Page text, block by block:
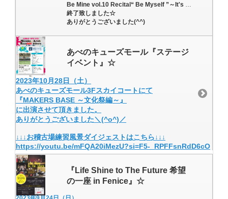
Be Mine vol.10 Recital“ Be Myself ”～It's Show Time～
終了致しました☆
ありがとうございました(^^)
あべのキューズモール『ステージ
イベント』☆
2023年10月28日（土）
あべのキューズモール3Fスカイコートにて
『MAKERS BASE ～文化祭編～』
に出演させて頂きました。
ありがとうございました＼(^o^)／
↓↓↓お稽古場練習風景ダイジェストはこちら↓↓↓
https://youtu.be/mFQA20iMezU?si=F5-_RPFFsnRdD6cO
『Life Shine to The Future 希望
の一座 in Fenice』☆